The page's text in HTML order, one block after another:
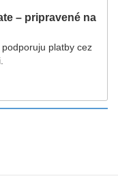
– pripravené na
platby cez